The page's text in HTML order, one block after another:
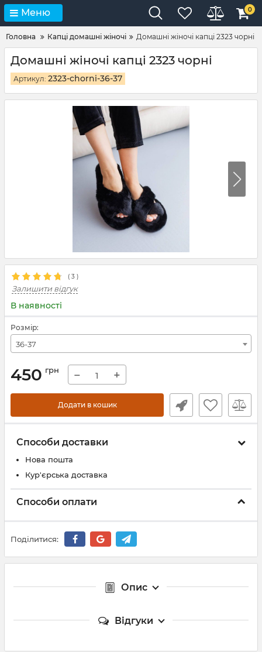
Меню 0
Головна Капці домашні жіночі Домашні жіночі капці 2323 чорні
Домашні жіночі капці 2323 чорні
Артикул: 2323-chorni-36-37
( 3 )
Залишити відгук
В наявності
Розмір:
36-37
450 грн − +
Додати в кошик
Способи доставки
Нова пошта
Кур'єрська доставка
Способи оплати
Поділитися:
Опис
Відгуки